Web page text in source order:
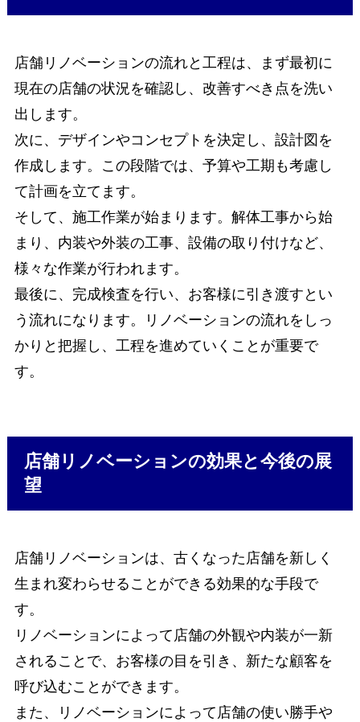
店舗リノベーションの流れと工程は、まず最初に
現在の店舗の状況を確認し、改善すべき点を洗い
出します。
次に、デザインやコンセプトを決定し、設計図を
作成します。この段階では、予算や工期も考慮し
て計画を立てます。
そして、施工作業が始まります。解体工事から始
まり、内装や外装の工事、設備の取り付けなど、
様々な作業が行われます。
最後に、完成検査を行い、お客様に引き渡すとい
う流れになります。リノベーションの流れをしっ
かりと把握し、工程を進めていくことが重要で
す。
店舗リノベーションの効果と今後の展
望
店舗リノベーションは、古くなった店舗を新しく
生まれ変わらせることができる効果的な手段で
す。
リノベーションによって店舗の外観や内装が一新
されることで、お客様の目を引き、新たな顧客を
呼び込むことができます。
また、リノベーションによって店舗の使い勝手や